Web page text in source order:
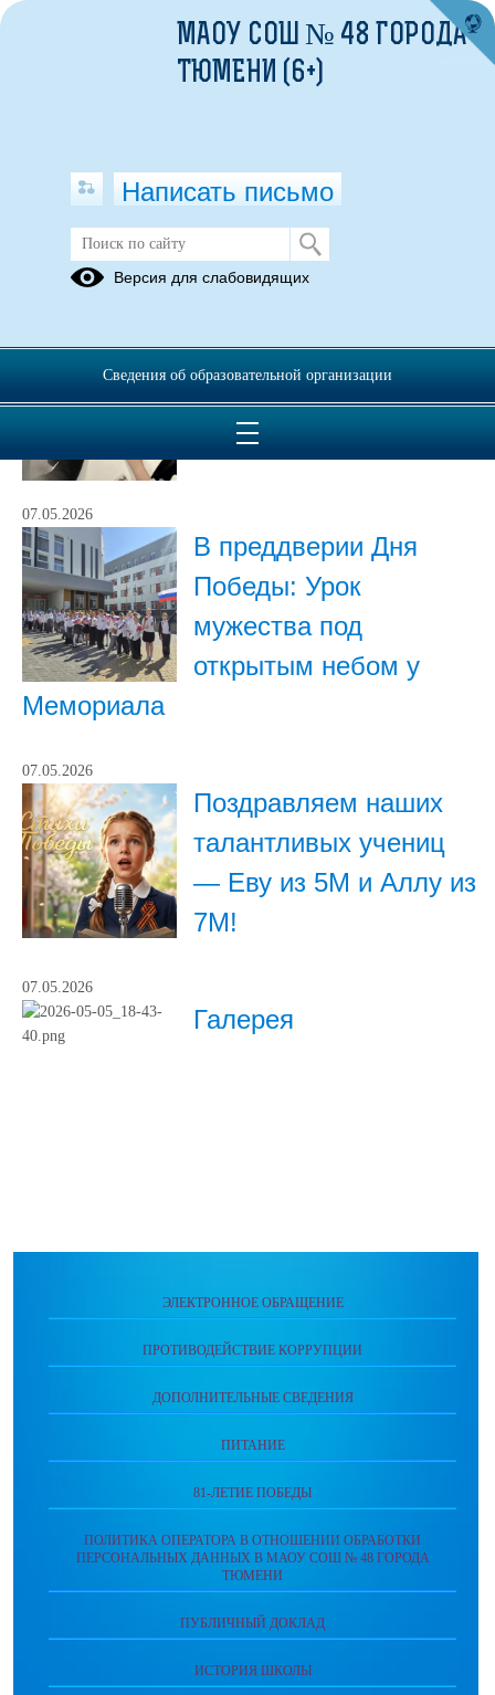
Публикации за 07.05.2026
«И помнит мир
спасённый…»
07.05.2026
В преддверии Дня
Победы: Урок
мужества под
открытым небом у
Мемориала
07.05.2026
Поздравляем наших
талантливых учениц
— Еву из 5М и Аллу из
7М!
07.05.2026
Галерея
ЭЛЕКТРОННОЕ ОБРАЩЕНИЕ
ПРОТИВОДЕЙСТВИЕ КОРРУПЦИИ
ДОПОЛНИТЕЛЬНЫЕ СВЕДЕНИЯ
ПИТАНИЕ
81-ЛЕТИЕ ПОБЕДЫ
ПОЛИТИКА ОПЕРАТОРА В ОТНОШЕНИИ ОБРАБОТКИ
ПЕРСОНАЛЬНЫХ ДАННЫХ В МАОУ СОШ № 48 ГОРОДА
ТЮМЕНИ
ПУБЛИЧНЫЙ ДОКЛАД
ИСТОРИЯ ШКОЛЫ
МАОУ СОШ № 48 ГОРОДА
ТЮМЕНИ (6+)
Написать письмо
Версия для слабовидящих
Сведения об образовательной организации